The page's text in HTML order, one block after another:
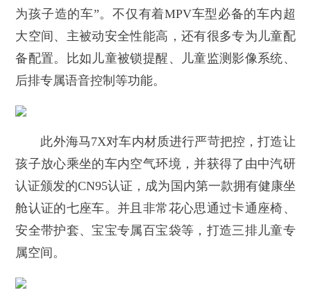
为孩子造的车”。不仅有着MPV车型必备的车内超
大空间、主被动安全性能高，还有很多专为儿童配
备配置。比如儿童被锁提醒、儿童监测影像系统、
后排专属语音控制等功能。
此外海马7X对车内材质进行严苛把控，打造让
孩子放心乘坐的车内空气环境，并获得了由中汽研
认证颁发的CN95认证，成为国内第一款拥有健康坐
舱认证的七座车。并且非常花心思通过卡通座椅、
安全带护套、宝宝专属百宝袋等，打造三排儿童专
属空间。